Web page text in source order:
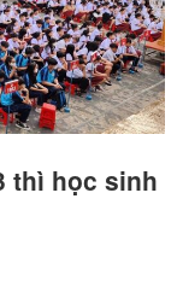
thì học sinh